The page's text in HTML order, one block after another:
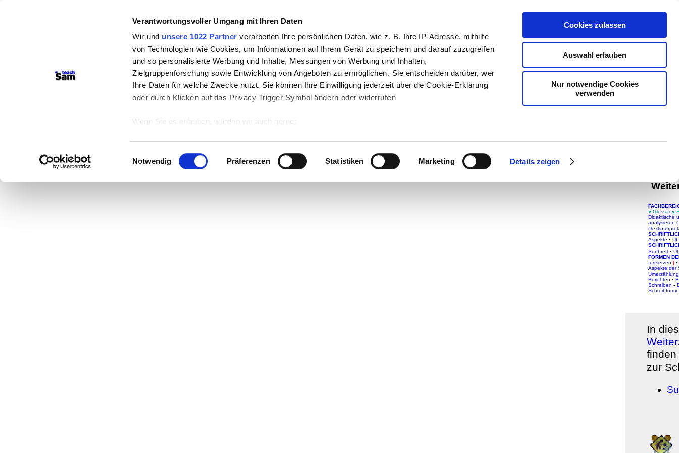
Verantwortungsvoller Umgang mit Ihren Daten
Wir und unsere 1022 Partner verarbeiten Ihre persönlichen Daten, wie z. B. Ihre IP-Adresse, mithilfe
von Technologien wie Cookies, um Informationen auf Ihrem Gerät zu speichern und darauf zuzugreifen
und so personalisierte Werbung und Inhalte, Messungen von Werbung und Inhalten,
Zielgruppenforschung sowie Entwicklung von Angeboten zu ermöglichen. Sie entscheiden darüber, wer
Ihre Daten für welche Zwecke nutzt. Sie können Ihre Einwilligung jederzeit über die Cookie-Erklärung
oder durch Klicken auf das Privacy Trigger Symbol ändern oder widerrufen
Wenn Sie es erlauben, würden wir auch gerne:
Ihr Gerät durch aktives Scannen nach bestimmten Merkmalen (Fingerprinting) identifizieren
Einwilligungsauswahl
Notwendig Präferenzen Statistiken Marketing Details zeigen
Cookies zulassen
Auswahl erlauben
Nur notwendige Cookies
verwenden
Medien-
-Projekte
● Glossar ●
Didaktische
analysieren
Aspekte ▪
Surfbrett ▪
FORMEN
fortsetzen [▪
Aspekte der
Umerzählung
Berichten ▪
Schreiben ▪
In
zur